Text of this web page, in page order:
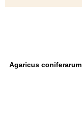
Agaricus coniferarum